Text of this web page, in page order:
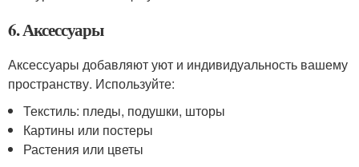
6. Аксессуары
Аксессуары добавляют уют и индивидуальность вашему
пространству. Используйте:
Текстиль: пледы, подушки, шторы
Картины или постеры
Растения или цветы